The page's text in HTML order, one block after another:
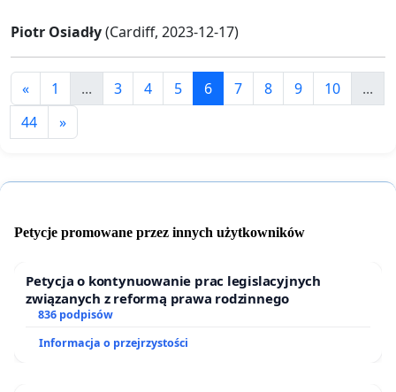
Piotr Osiadły(Cardiff, 2023-12-17)
« 1 ... 3 4 5 6 7 8 9 10
...
44
»
Petycje promowane przez innych użytkowników
Petycja o kontynuowanie prac legislacyjnych
związanych z reformą prawa rodzinnego
836 podpisów
Informacja o przejrzystości